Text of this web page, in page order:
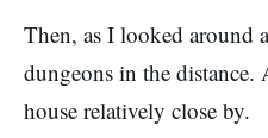
Then, as I looked around
dungeons in the
house relatively close by.